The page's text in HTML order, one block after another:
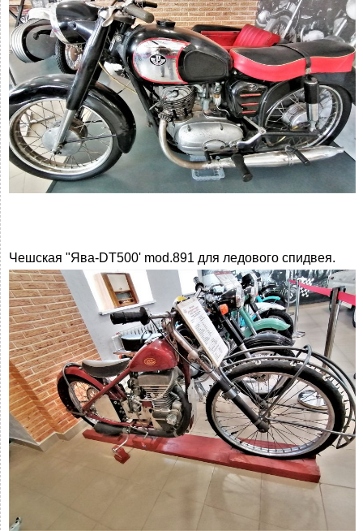
Чешская "Ява-DT500' mod.891 для ледового спидвея.